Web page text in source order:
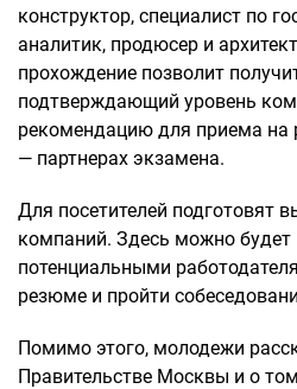
конструктор, специалист по
аналитик, продюсер и
прохождение позволит
подтверждающий уровень
рекомендацию для приема на
— партнерах экзамена.
Для посетителей подготовят
компаний. Здесь можно будет
потенциальными
резюме и пройти
Помимо этого, молодежи
Правительстве Москвы и о